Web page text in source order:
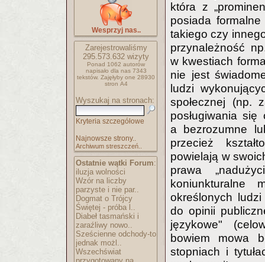
Wesprzyj nas..
Zarejestrowaliśmy
295.573.632 wizyty
Ponad 1062 autorów
napisało dla nas 7343
tekstów. Zajęłyby one 28930
stron A4
Wyszukaj na stronach:
Kryteria szczegółowe
Najnowsze strony..
Archiwum streszczeń..
Ostatnie wątki Forum:
iluzja wolności
Wzór na liczby
parzyste i nie par..
Dogmat o Trójcy
Świętej - próba l..
Diabeł tasmański i
zaraźliwy nowo..
Sześcienne odchody-to
jednak możl..
Wszechświat
która z
posiada
takiego czy
przynależność
w kwestiach
nie jest
ludzi
społecznej (np.
posługiwania
a bezrozumne
przecież
powielają w
prawa
koniunkturalne
określonych
do opinii
językowe"
bowiem mowa
stopniach i